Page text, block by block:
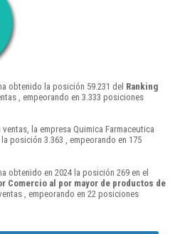
obtenido la posición 59.231 del Ranking
, empeorando en 3.333 posiciones
ventas, la empresa Quimica Farmaceutica
posición 3.363 , empeorando en 175
obtenido en 2024 la posición 269 en el
Comercio al por mayor de productos de
, empeorando en 22 posiciones